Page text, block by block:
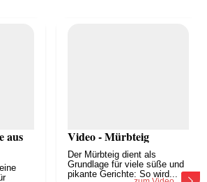
aus
Video - Mürbteig
Der Mürbteig dient als
Grundlage für viele süße und
pikante Gerichte: So wird...